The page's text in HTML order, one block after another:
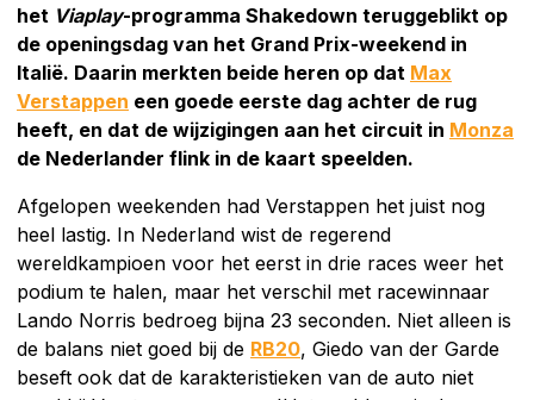
het Viaplay-programma Shakedown teruggeblikt op
de openingsdag van het Grand Prix-weekend in
Italië. Daarin merkten beide heren op dat Max
Verstappen een goede eerste dag achter de rug
heeft, en dat de wijzigingen aan het circuit in Monza
de Nederlander flink in de kaart speelden.
Afgelopen weekenden had Verstappen het juist nog
heel lastig. In Nederland wist de regerend
wereldkampioen voor het eerst in drie races weer het
podium te halen, maar het verschil met racewinnaar
Lando Norris bedroeg bijna 23 seconden. Niet alleen is
de balans niet goed bij de RB20, Giedo van der Garde
beseft ook dat de karakteristieken van de auto niet